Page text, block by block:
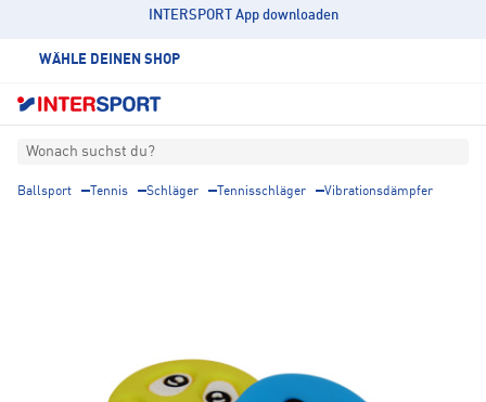
INTERSPORT App downloaden
WÄHLE DEINEN SHOP
Wonach suchst du?
Ballsport Tennis Schläger Tennisschläger Vibrationsdämpfer